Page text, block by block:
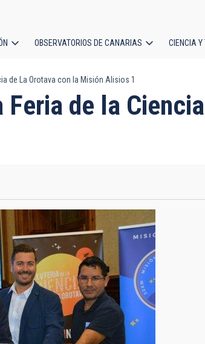
OBSERVATORIOS DE CANARIAS CIENCIA Y
de La Orotava con la Misión Alisios 1
de la